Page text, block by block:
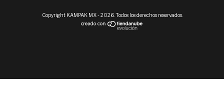
Copyright KAMPAK MX - 2026. Todos los derechos reservados.